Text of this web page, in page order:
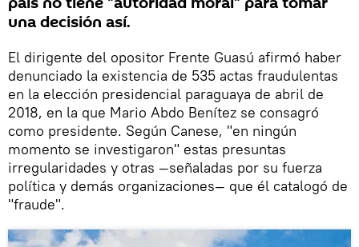
una decisión así.
El dirigente del opositor Frente Guasú afirmó haber
denunciado la existencia de 535 actas fraudulentas
en la elección presidencial paraguaya de abril de
2018, en la que Mario Abdo Benítez se consagró
como presidente. Según Canese, "en ningún
momento se investigaron" estas presuntas
irregularidades y otras —señaladas por su fuerza
política y demás organizaciones— que él catalogó de
"fraude".